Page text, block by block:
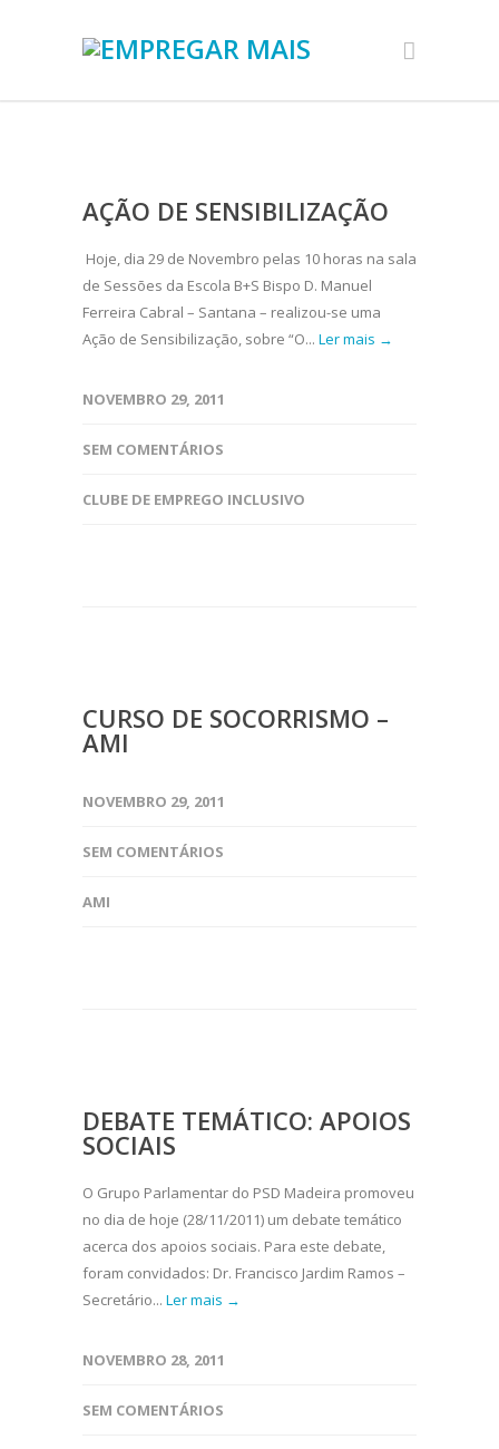
AÇÃO DE SENSIBILIZAÇÃO
Hoje, dia 29 de Novembro pelas 10 horas na sala
de Sessões da Escola B+S Bispo D. Manuel
Ferreira Cabral – Santana – realizou-se uma
Ação de Sensibilização, sobre “O... Ler mais →
NOVEMBRO 29, 2011
SEM COMENTÁRIOS
CLUBE DE EMPREGO INCLUSIVO
CURSO DE SOCORRISMO –
AMI
NOVEMBRO 29, 2011
SEM COMENTÁRIOS
AMI
DEBATE TEMÁTICO: APOIOS
SOCIAIS
O Grupo Parlamentar do PSD Madeira promoveu
no dia de hoje (28/11/2011) um debate temático
acerca dos apoios sociais. Para este debate,
foram convidados: Dr. Francisco Jardim Ramos –
Secretário... Ler mais →
NOVEMBRO 28, 2011
SEM COMENTÁRIOS